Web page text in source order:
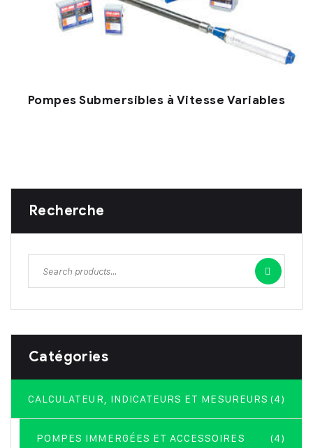
Pompes Submersibles à Vitesse Variables
Recherche
Catégories
CALCULATEUR, INDICATEURS ET MESUREURS (4)
POMPES IMMERGÉES ET ACCESSOIRES (4)